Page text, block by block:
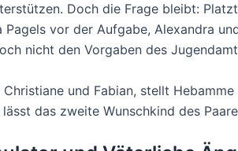
Doch die Frage bleibt:
Pagels vor der Aufgabe, Alexandra
nicht den Vorgaben des
und Fabian, stellt
das zweite Wunschkind des